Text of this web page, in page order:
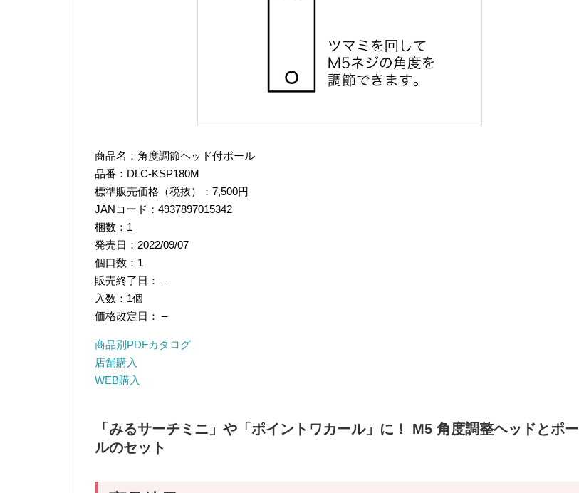
商品名：角度調節ヘッド付ポール
品番：DLC-KSP180M
標準販売価格（税抜）：7,500円
JANコード：4937897015342
梱数：1
発売日：2022/09/07
個口数：1
販売終了日： –
入数：1個
価格改定日： –
商品別PDFカタログ
店舗購入
WEB購入
「みるサーチミニ」や「ポイントワカール」に！ M5 角度調整ヘッドとポー
ルのセット